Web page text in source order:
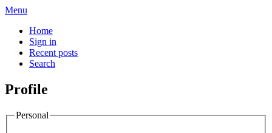
Menu
Home
Sign in
Recent posts
Search
Profile
Personal